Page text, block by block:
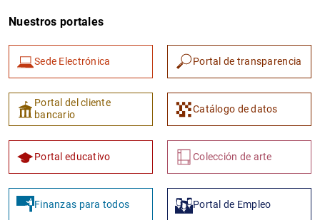
Nuestros portales
Sede Electrónica Portal de transparencia
Portal del cliente
bancario
Catálogo de datos
Portal educativo Colección de arte
Finanzas para todos Portal de Empleo